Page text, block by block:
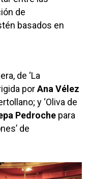
de
basados en
de ‘La
porAna Vélez
y ‘Oliva de
Pedroche para
de